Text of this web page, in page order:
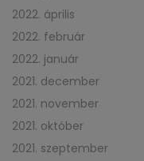
2022. április
2022. február
2022. január
2021. december
2021. november
2021. október
2021. szeptember